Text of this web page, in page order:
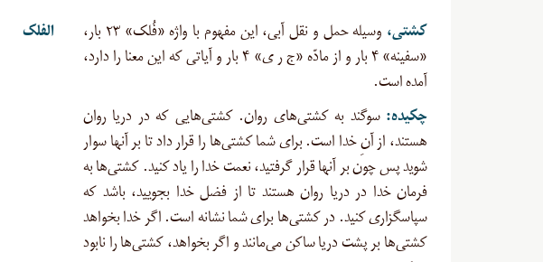
کشتی،
وسیله حمل و نقل آبی، این مفهوم با واژه ‍«فُلک» ۲۳ بار،
«سفینه» ۴ بار و از مادّه «ج ر ی» ۴ بار و آیاتی که این معنا را دارد،
آمده است.
چکیده: سوگند به کشتی‌های روان. کشتی‌هایی که در دریا روان
هستند، از آنِ خدا است. برای شما کشتی‌ها را قرار داد تا بر آنها سوار
شوید پس چون بر آنها قرار گرفتید، نعمت خدا را یاد کنید. کشتی‌ها به
فرمان خدا در دریا روان هستند تا از فضل خدا بجویید، باشد که
سپاسگزاری کنید. در کشتی‌ها برای شما نشانه است. اگر خدا بخواهد
کشتی‌ها بر پشت دریا ساکن می‌مانند و اگر بخواهد، کشتی‌ها را نابود
الفلک